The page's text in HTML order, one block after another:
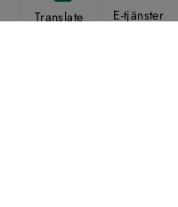
Translate E-tjänster